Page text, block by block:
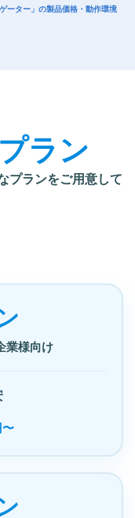
ーター」の製品価格・動作環境
ラン
プランをご用意して
業様向け
〜